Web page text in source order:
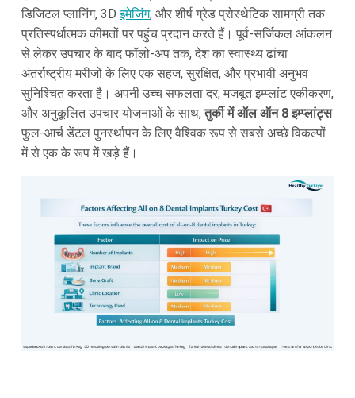
डिजिटल प्लानिंग, 3Dइमेजिंग, और शीर्ष ग्रेड प्रोस्थेटिक सामग्री तक
प्रतिस्पर्धात्मक कीमतों पर पहुंच प्रदान करते हैं। पूर्व-सर्जिकल आंकलन
से लेकर उपचार के बाद फॉलो-अप तक, देश का स्वास्थ्य ढांचा
अंतर्राष्ट्रीय मरीजों के लिए एक सहज, सुरक्षित, और प्रभावी अनुभव
सुनिश्चित करता है। अपनी उच्च सफलता दर, मजबूत इम्प्लांट एकीकरण,
और अनुकूलित उपचार योजनाओं के साथ,तुर्की में ऑल ऑन 8 इम्प्लांट्स
फुल-आर्च डेंटल पुनर्स्थापन के लिए वैश्विक रूप से सबसे अच्छे विकल्पों
में से एक के रूप में खड़े हैं।